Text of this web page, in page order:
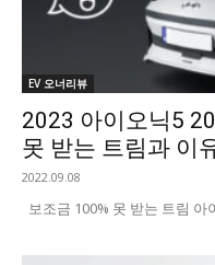
EV 오너리뷰
2023 아이오닉5
못 받는 트림과 이
2022.09.08
보조금 100% 못 받는 트림 아